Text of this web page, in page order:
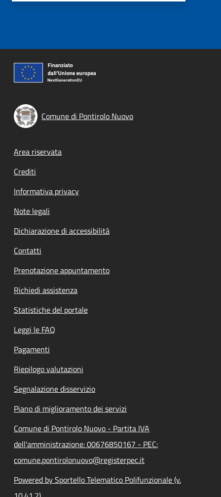
Comune di Pontirolo Nuovo
Footer menu
Area riservata
Crediti
Informativa privacy
Note legali
Dichiarazione di accessibilità
Contatti
Prenotazione appuntamento
Richiedi assistenza
Statistiche del portale
Leggi le FAQ
Pagamenti
Riepilogo valutazioni
Segnalazione disservizio
Piano di miglioramento dei servizi
Comune di Pontirolo Nuovo - Partita IVA
dell'amministrazione: 00676850167 - PEC:
comune.pontirolonuovo@registerpec.it
Powered by Sportello Telematico Polifunzionale (v.